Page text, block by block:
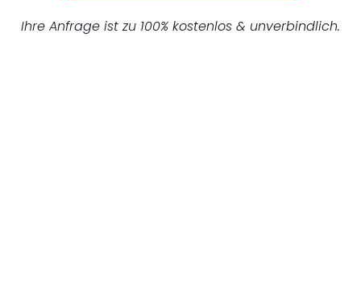
Ihre Anfrage ist zu 100% kostenlos & unverbindlich.